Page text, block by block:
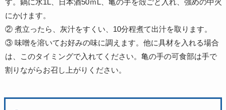
す。鍋に水1L、日本酒50ｍL、亀の手を殻ごと入れ、強めの中火
にかけます。
② 煮立ったら、灰汁をすくい、10分程煮て出汁を取ります。
③ 味噌を溶いてお好みの味に調えます。他に具材を入れる場合
は、このタイミングで入れてください。亀の手の可食部は手で
割りながらお召し上がりください。